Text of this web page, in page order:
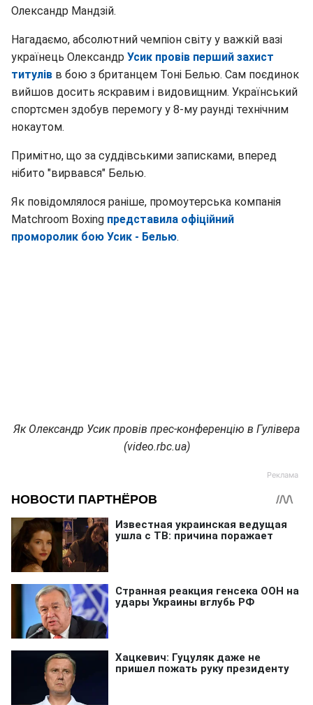
Олександр Мандзій.
Нагадаємо, абсолютний чемпіон світу у важкій вазі
українець Олександр Усик провів перший захист
титулів в бою з британцем Тоні Белью. Сам поєдинок
вийшов досить яскравим і видовищним. Український
спортсмен здобув перемогу у 8-му раунді технічним
нокаутом.
Примітно, що за суддівськими записками, вперед
нібито "вирвався" Белью.
Як повідомлялося раніше, промоутерська компанія
Matchroom Boxing представила офіційний
проморолик бою Усик - Белью.
Як Олександр Усик провів прес-конференцію в Гулівера
(video.rbc.ua)